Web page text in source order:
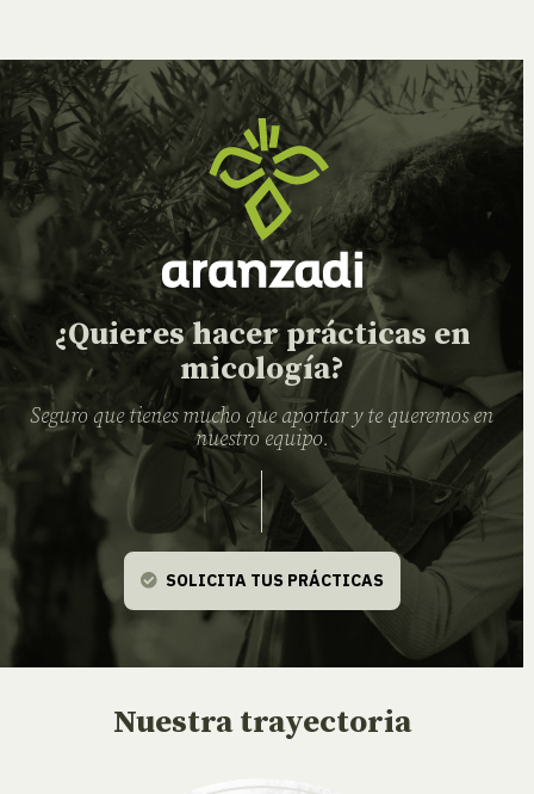
¿Quieres hacer prácticas en
micología?
Seguro que tienes mucho que aportar y te queremos en
nuestro equipo.
SOLICITA TUS PRÁCTICAS
Nuestra trayectoria